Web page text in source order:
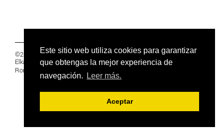
Este sitio web utiliza cookies para garantizar
que obtengas la mejor experiencia de
navegación.
Leer más.
Aceptar
©2019 Euskal Herriko Ikasleen Gurasoen
Elkartea -PRIVACIDAD
Ronda 27, 1 Ezk, 48005 Bilbao, Bizkaia